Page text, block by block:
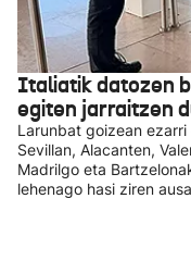
Italiatik datozen
egiten jarraitzen
Larunbat goizean
Sevillan, Alacanten,
Madrilgo eta
lehenago hasi ziren